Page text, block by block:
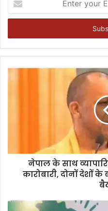
your
Email
नेपाल के साथ
कारोबारी, दोनों देशों